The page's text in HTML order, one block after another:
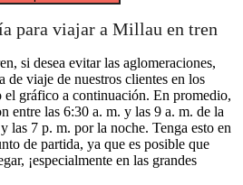
para viajar a Millau en tren
si desea evitar las aglomeraciones,
de viaje de nuestros clientes en los
gráfico a continuación. En promedio,
entre las 6:30 a. m. y las 9 a. m. de la
las 7 p. m. por la noche. Tenga esto en
de partida, ya que es posible que
¡especialmente en las grandes